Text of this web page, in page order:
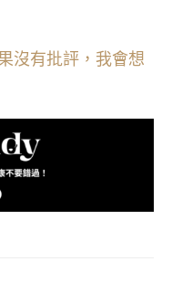
沒有批評，我會想